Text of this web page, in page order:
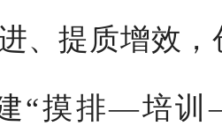
、提质增效
“摸排—培